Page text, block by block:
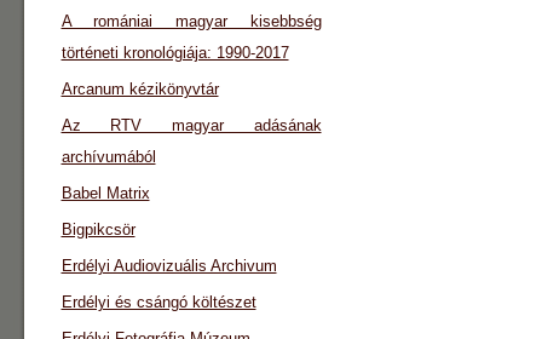
A romániai magyar kisebbség
történeti kronológiája: 1990-2017
Arcanum kézikönyvtár
Az RTV magyar adásának
archívumából
Babel Matrix
Bigpikcsör
Erdélyi Audiovizuális Archivum
Erdélyi és csángó költészet